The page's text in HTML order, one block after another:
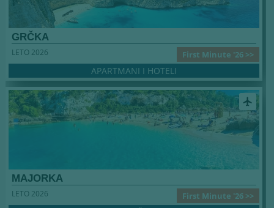
GRČKA
First Minute '26 >>
LETO 2026
APARTMANI I HOTELI
airplanemode_active
MAJORKA
First Minute '26 >>
LETO 2026